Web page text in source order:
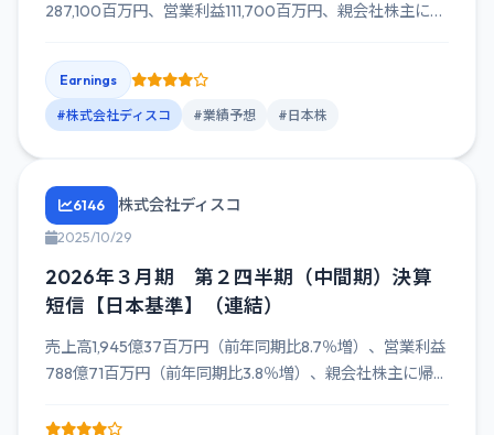
287,100百万円、営業利益111,700百万円、親会社株主に帰
Earnings
#株式会社ディスコ #業績予想 #日本株
6146 株式会社ディスコ
2025/10/29
2026年３月期 第２四半期（中間期）決算
短信【日本基準】（連結）
売上高1,945億37百万円（前年同期比8.7％増）、営業利益
788億71百万円（前年同期比3.8％増）、親会社株主に帰...